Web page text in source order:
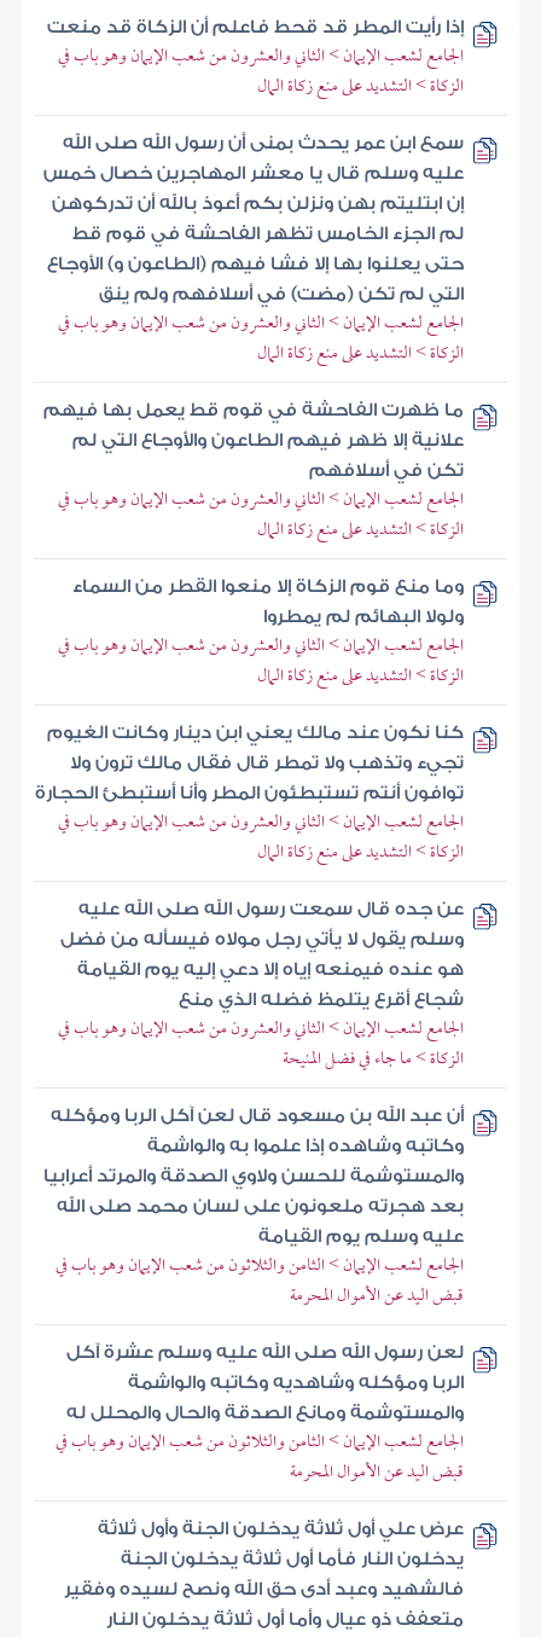
إذا رأيت المطر قد قحط فاعلم أن الزكاة قد منعت
الجامع لشعب الإيمان > الثاني والعشرون من شعب الإيمان وهو باب في
الزكاة > التشديد على منع زكاة المال
سمع ابن عمر يحدث بمنى أن رسول الله صلى الله
عليه وسلم قال يا معشر المهاجرين خصال خمس
إن ابتليتم بهن ونزلن بكم أعوذ بالله أن تدركوهن
لم الجزء الخامس تظهر الفاحشة في قوم قط
حتى يعلنوا بها إلا فشا فيهم (الطاعون و) الأوجاع
التي لم تكن (مضت) في أسلافهم ولم ينق
الجامع لشعب الإيمان > الثاني والعشرون من شعب الإيمان وهو باب في
الزكاة > التشديد على منع زكاة المال
ما ظهرت الفاحشة في قوم قط يعمل بها فيهم
علانية إلا ظهر فيهم الطاعون والأوجاع التي لم
تكن في أسلافهم
الجامع لشعب الإيمان > الثاني والعشرون من شعب الإيمان وهو باب في
الزكاة > التشديد على منع زكاة المال
وما منع قوم الزكاة إلا منعوا القطر من السماء
ولولا البهائم لم يمطروا
الجامع لشعب الإيمان > الثاني والعشرون من شعب الإيمان وهو باب في
الزكاة > التشديد على منع زكاة المال
كنا نكون عند مالك يعني ابن دينار وكانت الغيوم
تجيء وتذهب ولا تمطر قال فقال مالك ترون ولا
توافون أنتم تستبطئون المطر وأنا أستبطئ الحجارة
الجامع لشعب الإيمان > الثاني والعشرون من شعب الإيمان وهو باب في
الزكاة > التشديد على منع زكاة المال
عن جده قال سمعت رسول الله صلى الله عليه
وسلم يقول لا يأتي رجل مولاه فيسأله من فضل
هو عنده فيمنعه إياه إلا دعي إليه يوم القيامة
شجاع أقرع يتلمظ فضله الذي منع
الجامع لشعب الإيمان > الثاني والعشرون من شعب الإيمان وهو باب في
الزكاة > ما جاء في فضل المنيحة
أن عبد الله بن مسعود قال لعن آكل الربا ومؤكله
وكاتبه وشاهده إذا علموا به والواشمة
والمستوشمة للحسن ولاوي الصدقة والمرتد أعرابيا
بعد هجرته ملعونون على لسان محمد صلى الله
عليه وسلم يوم القيامة
الجامع لشعب الإيمان > الثامن والثلاثون من شعب الإيمان وهو باب في
قبض اليد عن الأموال المحرمة
لعن رسول الله صلى الله عليه وسلم عشرة آكل
الربا ومؤكله وشاهديه وكاتبه والواشمة
والمستوشمة ومانع الصدقة والحال والمحلل له
الجامع لشعب الإيمان > الثامن والثلاثون من شعب الإيمان وهو باب في
قبض اليد عن الأموال المحرمة
عرض علي أول ثلاثة يدخلون الجنة وأول ثلاثة
يدخلون النار فأما أول ثلاثة يدخلون الجنة
فالشهيد وعبد أدى حق الله ونصح لسيده وفقير
متعفف ذو عيال وأما أول ثلاثة يدخلون النار